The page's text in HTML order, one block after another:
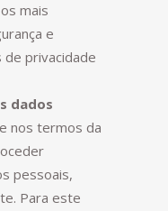
mais
e
privacidade
dados
nos termos da
pessoais,
Para este